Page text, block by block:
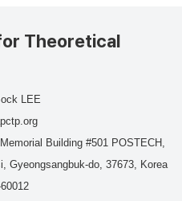
Theoretical
LEE
Building #501 POSTECH,
Gyeongsangbuk-do, 37673, Korea